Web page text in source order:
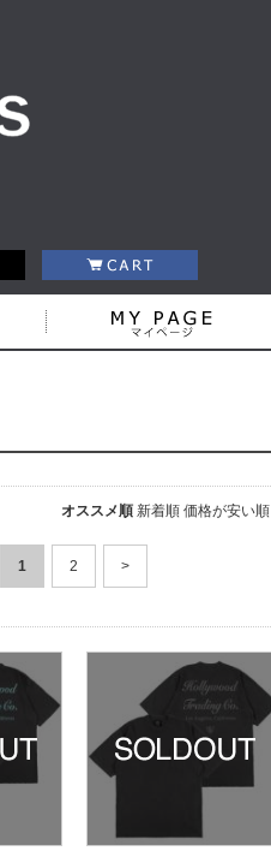
オススメ順 新着順 価格が安い順
1 2 >